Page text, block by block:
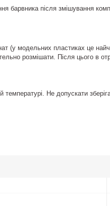
барвника після змішування
(у модельних пластиках це
розмішати. Після цього в
температурі. Не допускати